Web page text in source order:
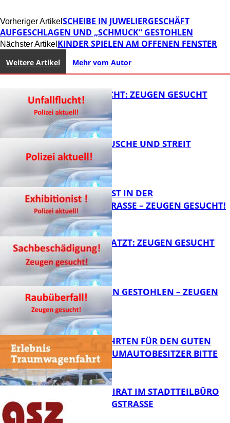
Vorheriger Artikel SCHEIBE IN JUWELIERGESCHÄFT
AUFGESCHLAGEN UND „SCHMUCK“ GESTOHLEN
Nächster Artikel KINDER SPIELEN AM OFFENEN FENSTER
Weitere Artikel Mehr vom Autor
UNFALLFLUCHT: ZEUGEN GESUCHT
KNALLGERÄUSCHE UND STREIT
EXHIBITIONIST IN DER
VELMANNSTRASSE – ZEUGEN GESUCHT!
AUTO ZERKRATZT: ZEUGEN GESUCHT
FB News
TEURE KETTEN GESTOHLEN – ZEUGEN
GESUCHT!
FB News
SPENDENFAHRTEN FÜR DEN GUTEN
ZWECK – TRAUMAUTOBESITZER BITTE
MELDEN!
SENIORENBEIRAT IM STADTTEILBÜRO
IN DER KÖNIGSTRASSE